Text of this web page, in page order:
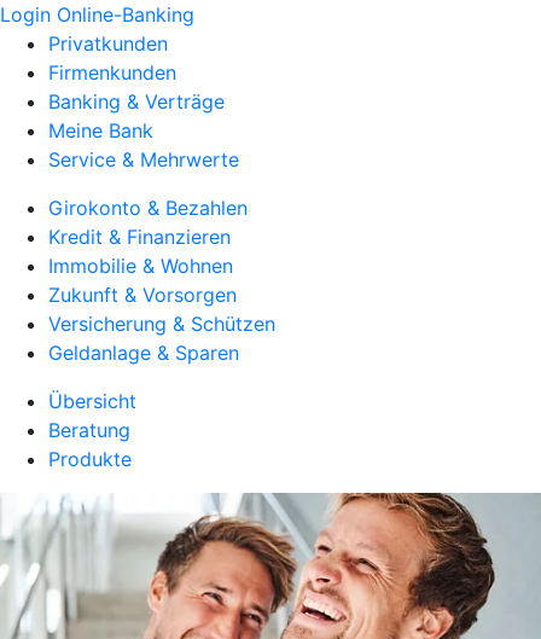
Login Online-Banking
Privatkunden
Firmenkunden
Banking & Verträge
Meine Bank
Service & Mehrwerte
Girokonto & Bezahlen
Kredit & Finanzieren
Immobilie & Wohnen
Zukunft & Vorsorgen
Versicherung & Schützen
Geldanlage & Sparen
Übersicht
Beratung
Produkte